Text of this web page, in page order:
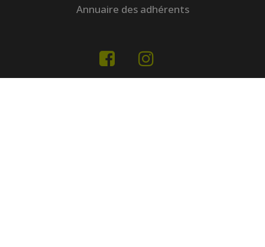
Annuaire des adhérents